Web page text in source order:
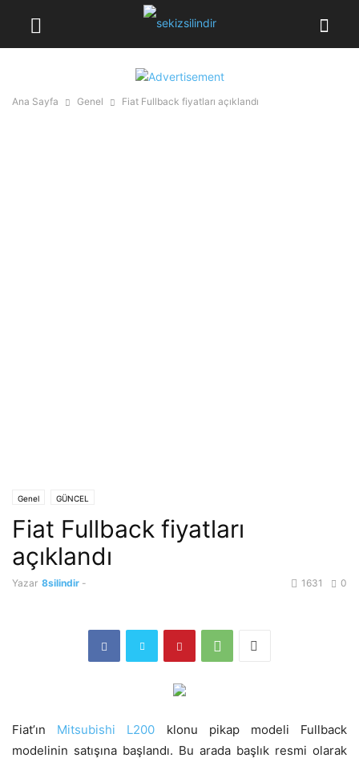
Ana Sayfa Genel Fiat Fullback fiyatları açıklandı
Genel GÜNCEL
Fiat Fullback fiyatları
açıklandı
Yazar 8silindir - 0
1631
Fiat’ın Mitsubishi L200 klonu pikap modeli Fullback
modelinin satışına başlandı. Bu arada başlık resmi olarak